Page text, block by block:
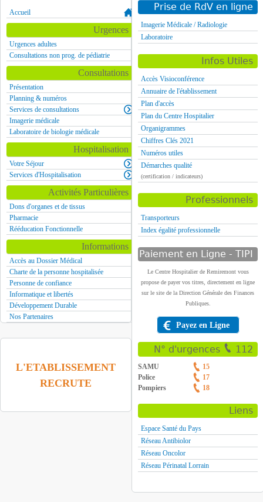
Accueil
Urgences
Urgences adultes
Consultations non prog. de pédiatrie
Consultations
Présentation
Planning & numéros
Services de consultations
Imagerie médicale
Laboratoire de biologie médicale
Hospitalisation
Votre Séjour
Services d'Hospitalisation
Activités Particulières
Dons d'organes et de tissus
Pharmacie
Rééducation Fonctionnelle
Informations
Accès au Dossier Médical
Charte de la personne hospitalisée
Personne de confiance
Informatique et libertés
Développement Durable
Nos Partenaires
L'ETABLISSEMENT
RECRUTE
Prise de RdV en ligne
Imagerie Médicale / Radiologie
Laboratoire
Infos Utiles
Accès Visioconférence
Annuaire de l'établissement
Plan d'accès
Plan du Centre Hospitalier
Organigrammes
Chiffres Clés 2021
Numéros utiles
Démarches qualité
(certification / indicateurs)
Professionnels
Transporteurs
Index égalité professionnelle
Paiement en Ligne - TIPI
Le Centre Hospitalier de Remiremont vous
propose de payer vos titres, directement en ligne
sur le site de la Direction Générale des Finances
Publiques.
Payez en Ligne
N° d'urgences 112
SAMU
15
Police
17
Pompiers
18
Liens
Espace Santé du Pays
Réseau Antibiolor
Réseau Oncolor
Réseau Périnatal Lorrain